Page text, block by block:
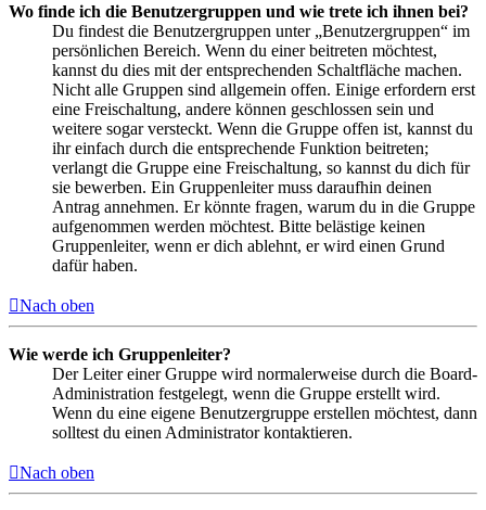
Wo finde ich die Benutzergruppen und wie trete ich ihnen bei?
Du findest die Benutzergruppen unter „Benutzergruppen“ im
persönlichen Bereich. Wenn du einer beitreten möchtest,
kannst du dies mit der entsprechenden Schaltfläche machen.
Nicht alle Gruppen sind allgemein offen. Einige erfordern erst
eine Freischaltung, andere können geschlossen sein und
weitere sogar versteckt. Wenn die Gruppe offen ist, kannst du
ihr einfach durch die entsprechende Funktion beitreten;
verlangt die Gruppe eine Freischaltung, so kannst du dich für
sie bewerben. Ein Gruppenleiter muss daraufhin deinen
Antrag annehmen. Er könnte fragen, warum du in die Gruppe
aufgenommen werden möchtest. Bitte belästige keinen
Gruppenleiter, wenn er dich ablehnt, er wird einen Grund
dafür haben.
Nach oben
Wie werde ich Gruppenleiter?
Der Leiter einer Gruppe wird normalerweise durch die Board-
Administration festgelegt, wenn die Gruppe erstellt wird.
Wenn du eine eigene Benutzergruppe erstellen möchtest, dann
solltest du einen Administrator kontaktieren.
Nach oben